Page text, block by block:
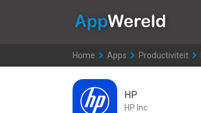
Home >
Apps >
Productiviteit
HP
HP Inc.